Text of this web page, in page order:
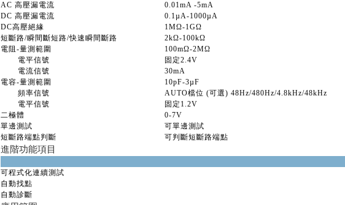
AC 高壓漏電流
0.01mA -5mA
DC 高壓漏電流
0.1µA-1000µA
DC高壓絕緣
1MΩ-1GΩ
短斷路/瞬間斷短路/快速瞬間斷路
2kΩ-100kΩ
電阻-量測範圍
100mΩ-2MΩ
電平信號
固定2.4V
電流信號
30mA
電容-量測範圍
10pF-3µF
頻率信號
AUTO檔位 (可選) 48Hz/480Hz/4.8kHz/48kHz
電平信號
固定1.2V
二極體
0-7V
單邊測試
可單邊測試
短斷路端點判斷
可判斷短斷路端點
進階功能項目
可程式化連續測試
自動找點
自動診斷